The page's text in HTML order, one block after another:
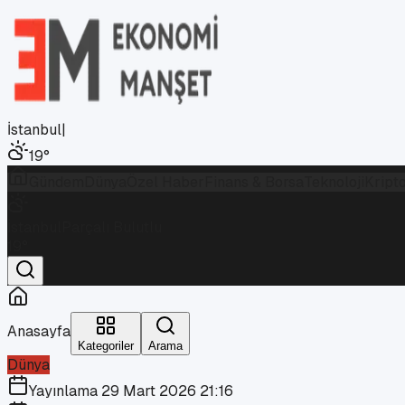
İstanbul|
19°
Anasayfa
Kategoriler Arama
Dünya
Yayınlama 29 Mart 2026 21:16